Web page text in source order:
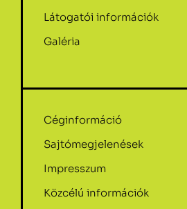
Látogatói információk
Galéria
Céginformáció
Sajtómegjelenések
Impresszum
Közcélú információk